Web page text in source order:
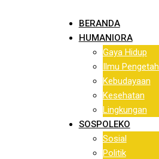
BERANDA
HUMANIORA
Gaya Hidup
Ilmu
Kebudayaan
Kesehatan
Lingkungan
SOSPOLEKO
Sosial
Politik